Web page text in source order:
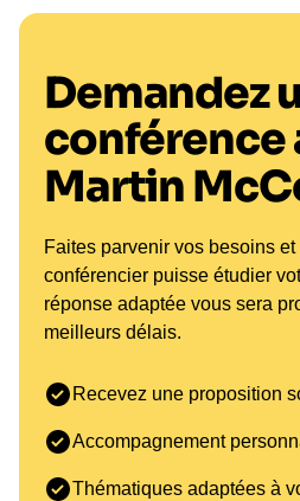
Demandez
conférence
Martin
Faites parvenir vos besoins
conférencier puisse étudier
réponse adaptée vous sera
meilleurs délais.
Recevez une proposition
Accompagnement
Thématiques adaptées à